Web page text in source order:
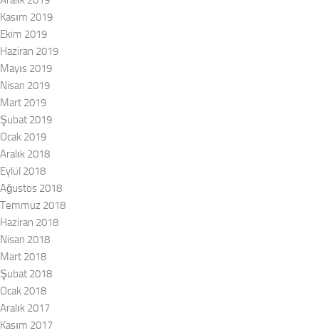
Kasım 2019
Ekim 2019
Haziran 2019
Mayıs 2019
Nisan 2019
Mart 2019
Şubat 2019
Ocak 2019
Aralık 2018
Eylül 2018
Ağustos 2018
Temmuz 2018
Haziran 2018
Nisan 2018
Mart 2018
Şubat 2018
Ocak 2018
Aralık 2017
Kasım 2017